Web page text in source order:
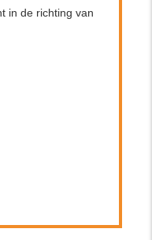
in de richting van